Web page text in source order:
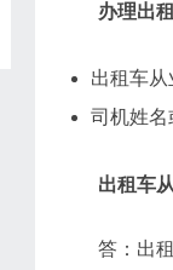
办理出
出租车从
司机姓名
出租车
答：出